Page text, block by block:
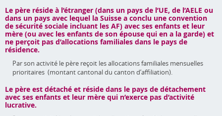
Le père réside à l’étranger (dans un pays de l’UE, de l’AELE ou
dans un pays avec lequel la Suisse a conclu une convention
de sécurité sociale incluant les AF) avec ses enfants et leur
mère (ou avec les enfants de son épouse qui en a la garde) et
ne perçoit pas d’allocations familiales dans le pays de
résidence.
Par son activité le père reçoit les allocations familiales mensuelles
prioritaires (montant cantonal du canton d’affiliation).
Le père est détaché et réside dans le pays de détachement
avec ses enfants et leur mère qui n’exerce pas d’activité
lucrative.